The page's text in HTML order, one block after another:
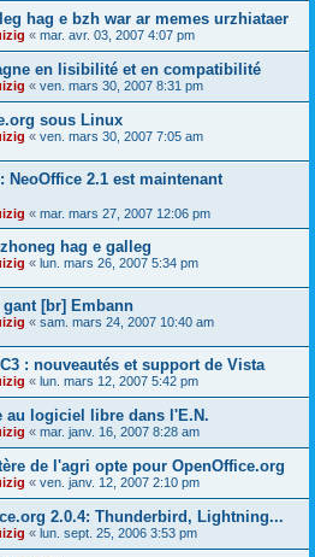
hag e bzh war ar memes urzhiataer
« mar. avr. 03, 2007 4:07 pm
en lisibilité et en compatibilité
« ven. mars 30, 2007 8:31 pm
sous Linux
« ven. mars 30, 2007 7:05 am
NeoOffice 2.1 est maintenant
« mar. mars 27, 2007 12:06 pm
hag e galleg
« lun. mars 26, 2007 5:34 pm
[br] Embann
« sam. mars 24, 2007 10:40 am
: nouveautés et support de Vista
« lun. mars 12, 2007 5:42 pm
au logiciel libre dans l'E.N.
« mar. janv. 16, 2007 8:28 am
de l'agri opte pour OpenOffice.org
« ven. janv. 12, 2007 2:10 pm
2.0.4: Thunderbird, Lightning...
« lun. sept. 25, 2006 3:53 pm